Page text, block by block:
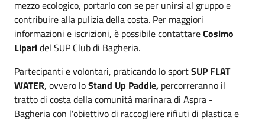
mezzo ecologico, portarlo con se per unirsi al gruppo e
contribuire alla pulizia della costa. Per maggiori
informazioni e iscrizioni, è possibile contattareCosimo
Liparidel SUP Club di Bagheria.
Partecipanti e volontari, praticando lo sportSUP FLAT
WATER, ovvero loStand Up Paddle, percorreranno il
tratto di costa della comunità marinara di Aspra -
Bagheria con l'obiettivo di raccogliere rifiuti di plastica e